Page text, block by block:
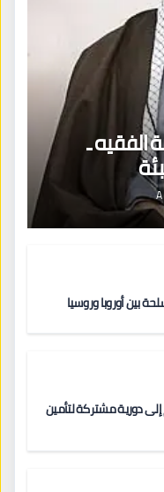
الفقيه ـ
بين أوروبا وروسيا
إلى دورية مشتركة لتأمين